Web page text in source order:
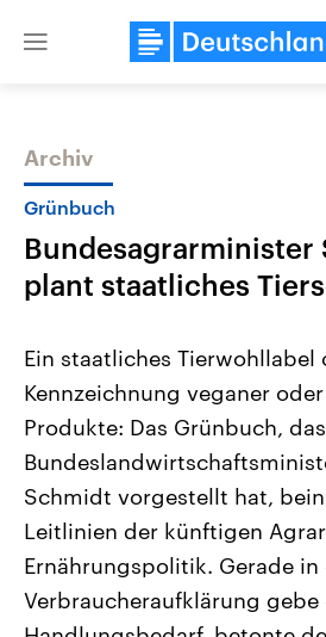
Close
Themen
Landtagswahl Sachsen-Anhalt
2026
Alle Informationen
Sachsen-Anhalt wählt am 6.
September 2026 einen neuen
Landtag. Seit 2021 wird das
Bundesland von einer Koalition aus
CDU, SPD und FDP regiert.-
Umfragen, Prognosen,
Wahlprogramme, aktuelle Berichte
und Hintergründe zu den Parteien
und Kandidaten der anstehenden
Sendungen Programm
Archiv
Grünbuch
Bundesagrarminister
plant staatliches
Ein staatliches Tierwohllabel
Kennzeichnung veganer
Produkte: Das Grünbuch, das
Schmidt vorgestellt hat,
Leitlinien der künftigen
Ernährungspolitik. Gerade in
Verbraucheraufklärung gebe